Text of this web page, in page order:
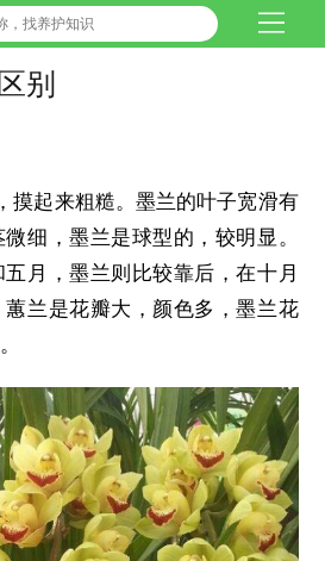
别
摸起来粗糙。墨兰的叶子宽滑有
细，墨兰是球型的，较明显。
月，墨兰则比较靠后，在十月
兰是花瓣大，颜色多，墨兰花